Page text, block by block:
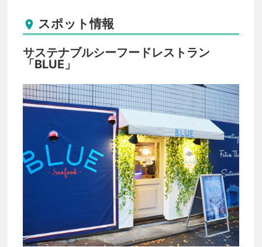
 スポット情報
サステナブルシーフードレストラン
「BLUE」